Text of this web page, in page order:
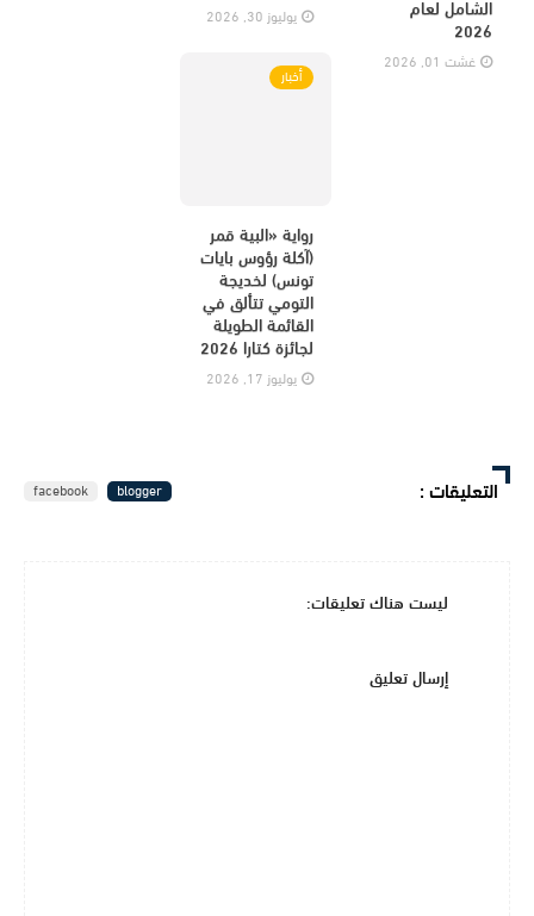
الشامل لعام
2026
غشت 01, 2026
يوليوز 30, 2026
أخبار
رواية «البية قمر
(آكلة رؤوس بايات
تونس) لخديجة
التومي تتألق في
القائمة الطويلة
لجائزة كتارا 2026
يوليوز 17, 2026
التعليقات :
blogger
facebook
ليست هناك تعليقات:
إرسال تعليق